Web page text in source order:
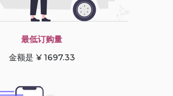
最低订购量
金额是 ¥ 1697.33